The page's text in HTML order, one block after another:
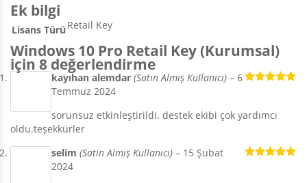
Ek bilgi
Lisans Türü Retail Key
Windows 10 Pro Retail Key (Kurumsal)
için 8 değerlendirme
kayıhan alemdar (Satın Almış Kullanıcı) – 6
Temmuz 2024
sorunsuz etkinleştirildi. destek ekibi çok yardımcı
oldu.teşekkürler
selim (Satın Almış Kullanıcı) – 15 Şubat
2024